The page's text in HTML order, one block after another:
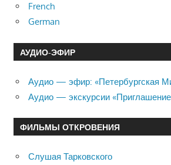
French
German
АУДИО-ЭФИР
Аудио — эфир: «Петербургская
Аудио — экскурсии
ФИЛЬМЫ ОТКРОВЕНИЯ
Слушая Тарковского